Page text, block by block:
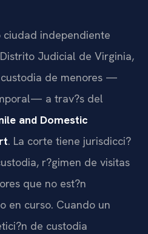
ciudad independiente
Judicial de Virginia,
de menores —
a trav?s del
and Domestic
. La corte tiene jurisdicci?
r?gimen de visitas
que no est?n
en curso. Cuando un
de custodia